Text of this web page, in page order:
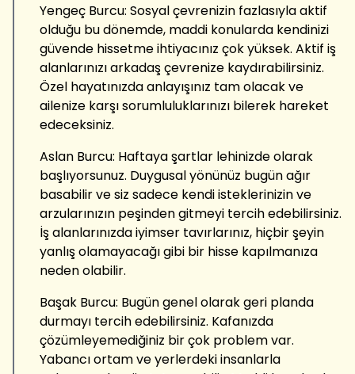
Yengeç Burcu: Sosyal çevrenizin fazlasıyla aktif
olduğu bu dönemde, maddi konularda kendinizi
güvende hissetme ihtiyacınız çok yüksek. Aktif iş
alanlarınızı arkadaş çevrenize kaydırabilirsiniz.
Özel hayatınızda anlayışınız tam olacak ve
ailenize karşı sorumluluklarınızı bilerek hareket
edeceksiniz.
Aslan Burcu: Haftaya şartlar lehinizde olarak
başlıyorsunuz. Duygusal yönünüz bugün ağır
basabilir ve siz sadece kendi isteklerinizin ve
arzularınızın peşinden gitmeyi tercih edebilirsiniz.
İş alanlarınızda iyimser tavırlarınız, hiçbir şeyin
yanlış olamayacağı gibi bir hisse kapılmanıza
neden olabilir.
Başak Burcu: Bugün genel olarak geri planda
durmayı tercih edebilirsiniz. Kafanızda
çözümleyemediğiniz bir çok problem var.
Yabancı ortam ve yerlerdeki insanlarla